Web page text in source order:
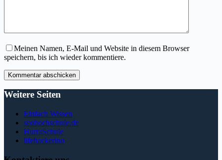
Meinen Namen, E-Mail und Website in diesem Browser
speichern, bis ich wieder kommentiere.
Kommentar abschicken
Weitere Seiten
Einfach Wissen
seohochschule.de
HurraSchule
lifehackerino